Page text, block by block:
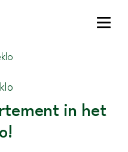
in het